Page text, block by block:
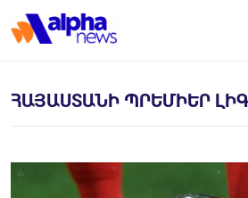
ՀԱՅԱՍՏԱՆԻ ՊՐԵՄԻԵՐ